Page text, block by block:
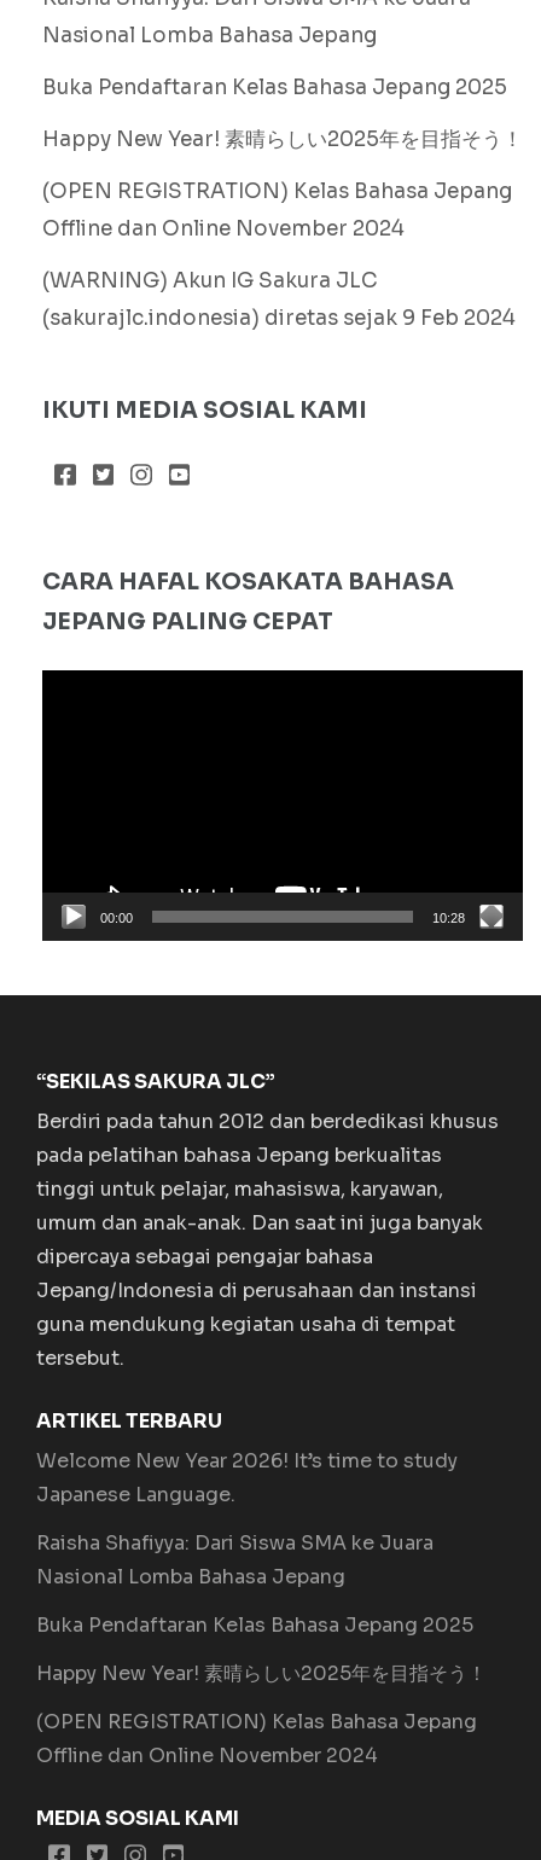
Nasional Lomba Bahasa Jepang
Buka Pendaftaran Kelas Bahasa Jepang 2025
Happy New Year! 素晴らしい2025年を目指そう！
(OPEN REGISTRATION) Kelas Bahasa Jepang
Offline dan Online November 2024
(WARNING) Akun IG Sakura JLC
(sakurajlc.indonesia) diretas sejak 9 Feb 2024
IKUTI MEDIA SOSIAL KAMI
CARA HAFAL KOSAKATA BAHASA
JEPANG PALING CEPAT
00:00 10:28
“SEKILAS SAKURA JLC”
Berdiri pada tahun 2012 dan berdedikasi khusus
pada pelatihan bahasa Jepang berkualitas
tinggi untuk pelajar, mahasiswa, karyawan,
umum dan anak-anak. Dan saat ini juga banyak
dipercaya sebagai pengajar bahasa
Jepang/Indonesia di perusahaan dan instansi
guna mendukung kegiatan usaha di tempat
tersebut.
ARTIKEL TERBARU
Welcome New Year 2026! It’s time to study
Japanese Language.
Raisha Shafiyya: Dari Siswa SMA ke Juara
Nasional Lomba Bahasa Jepang
Buka Pendaftaran Kelas Bahasa Jepang 2025
Happy New Year! 素晴らしい2025年を目指そう！
(OPEN REGISTRATION) Kelas Bahasa Jepang
Offline dan Online November 2024
MEDIA SOSIAL KAMI